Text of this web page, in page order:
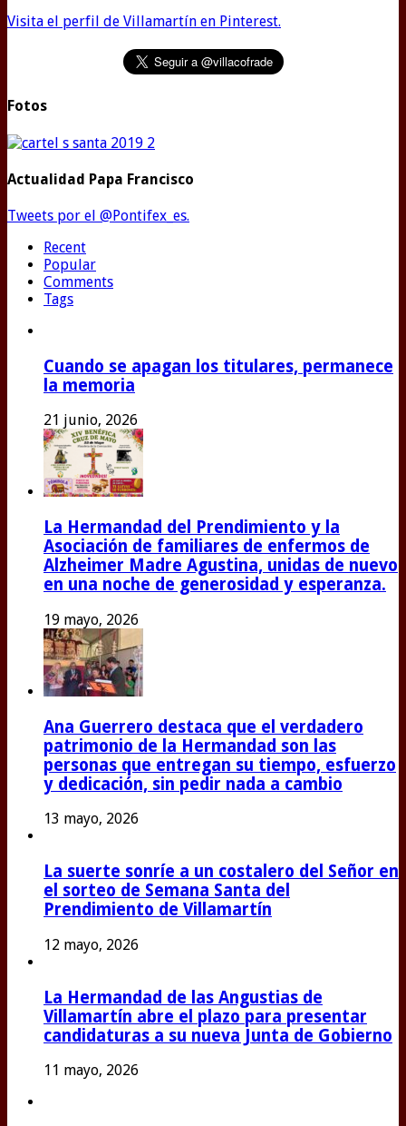
Visita el perfil de Villamartín en Pinterest.
Fotos
Actualidad Papa Francisco
Tweets por el @Pontifex_es.
Recent
Popular
Comments
Tags
Cuando se apagan los titulares, permanece
la memoria
21 junio, 2026
La Hermandad del Prendimiento y la
Asociación de familiares de enfermos de
Alzheimer Madre Agustina, unidas de nuevo
en una noche de generosidad y esperanza.
19 mayo, 2026
Ana Guerrero destaca que el verdadero
patrimonio de la Hermandad son las
personas que entregan su tiempo, esfuerzo
y dedicación, sin pedir nada a cambio
13 mayo, 2026
La suerte sonríe a un costalero del Señor en
el sorteo de Semana Santa del
Prendimiento de Villamartín
12 mayo, 2026
La Hermandad de las Angustias de
Villamartín abre el plazo para presentar
candidaturas a su nueva Junta de Gobierno
11 mayo, 2026